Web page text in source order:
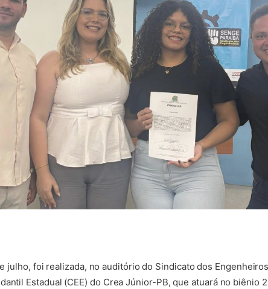
julho, foi realizada, no auditório do Sindicato dos
Estadual (CEE) do Crea Júnior-PB, que atuará no biênio